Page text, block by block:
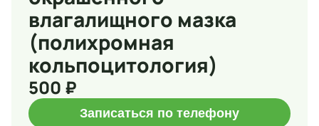
влагалищного мазка
(полихромная
кольпоцитология)
500 ₽
Записаться по телефону